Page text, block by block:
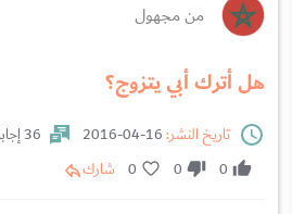
من مجهول
هل أترك أبي يتزوج؟
تاريخ النشر:
36 إجابات
0
0
0 شارك